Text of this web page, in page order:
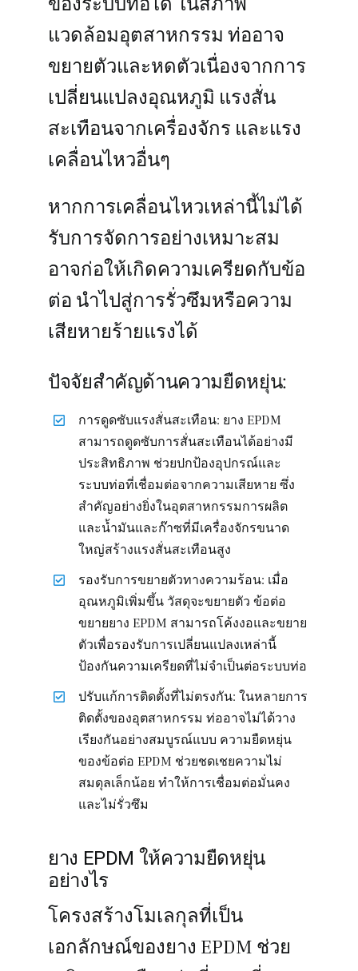
แวดล้อมอุตสาหกรรม ท่ออาจ
ขยายตัวและหดตัวเนื่องจากการ
เปลี่ยนแปลงอุณหภูมิ แรงสั่น
สะเทือนจากเครื่องจักร และแรง
เคลื่อนไหวอื่นๆ
หากการเคลื่อนไหวเหล่านี้ไม่ได้
รับการจัดการอย่างเหมาะสม
อาจก่อให้เกิดความเครียดกับข้อ
ต่อ นำไปสู่การรั่วซึมหรือความ
เสียหายร้ายแรงได้
ปัจจัยสำคัญด้านความยืดหยุ่น:
การดูดซับแรงสั่นสะเทือน: ยาง EPDM
สามารถดูดซับการสั่นสะเทือนได้อย่างมี
ประสิทธิภาพ ช่วยปกป้องอุปกรณ์และ
ระบบท่อที่เชื่อมต่อจากความเสียหาย ซึ่ง
สำคัญอย่างยิ่งในอุตสาหกรรมการผลิต
และน้ำมันและก๊าซที่มีเครื่องจักรขนาด
ใหญ่สร้างแรงสั่นสะเทือนสูง
รองรับการขยายตัวทางความร้อน: เมื่อ
อุณหภูมิเพิ่มขึ้น วัสดุจะขยายตัว ข้อต่อ
ขยายยาง EPDM สามารถโค้งงอและขยาย
ตัวเพื่อรองรับการเปลี่ยนแปลงเหล่านี้
ป้องกันความเครียดที่ไม่จำเป็นต่อระบบท่อ
ปรับแก้การติดตั้งที่ไม่ตรงกัน: ในหลายการ
ติดตั้งของอุตสาหกรรม ท่ออาจไม่ได้วาง
เรียงกันอย่างสมบูรณ์แบบ ความยืดหยุ่น
ของข้อต่อ EPDM ช่วยชดเชยความไม่
สมดุลเล็กน้อย ทำให้การเชื่อมต่อมั่นคง
และไม่รั่วซึม
ยาง EPDM ให้ความยืดหยุ่น
อย่างไร
โครงสร้างโมเลกุลที่เป็น
เอกลักษณ์ของยาง EPDM ช่วย